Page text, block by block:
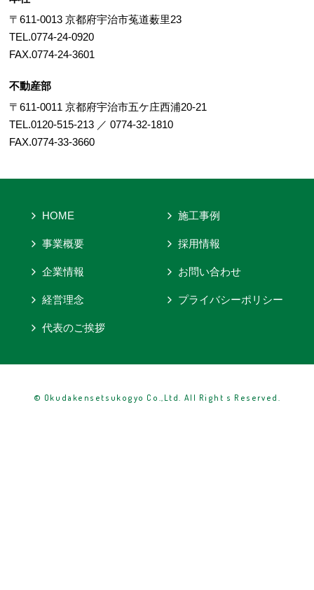
〒611-0013 京都府宇治市菟道薮里23
TEL.0774-24-0920
FAX.0774-24-3601
不動産部
〒611-0011 京都府宇治市五ケ庄西浦20-21
TEL.0120-515-213 ／ 0774-32-1810
FAX.0774-33-3660
HOME
事業概要
企業情報
経営理念
代表のご挨拶
施工事例
採用情報
お問い合わせ
プライバシーポリシー
© Okudakensetsukogyo Co.,Ltd. All Right s Reserved.